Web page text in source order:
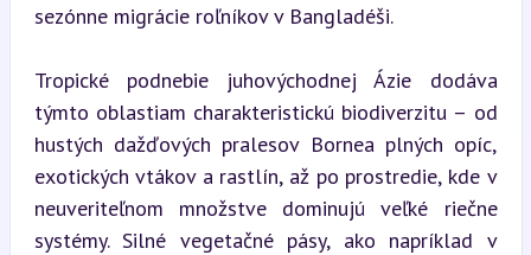
sezónne migrácie roľníkov v Bangladéši.
Tropické podnebie juhovýchodnej Ázie dodáva
týmto oblastiam charakteristickú biodiverzitu – od
hustých dažďových pralesov Bornea plných opíc,
exotických vtákov a rastlín, až po prostredie, kde v
neuveriteľnom množstve dominujú veľké riečne
systémy. Silné vegetačné pásy, ako napríklad v